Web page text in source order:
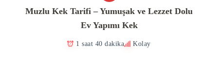
Muzlu Kek Tarifi – Yumuşak ve Lezzet Dolu
Ev Yapımı Kek
1 saat 40 dakika Kolay